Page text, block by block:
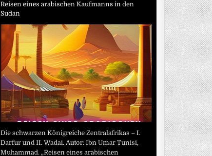
Reisen eines arabischen Kaufmanns in den
Sudan
Die schwarzen Königreiche Zentralafrikas – I.
Darfur und II. Wadai. Autor: Ibn Umar Tunisi,
Muhammad. „Reisen eines arabischen